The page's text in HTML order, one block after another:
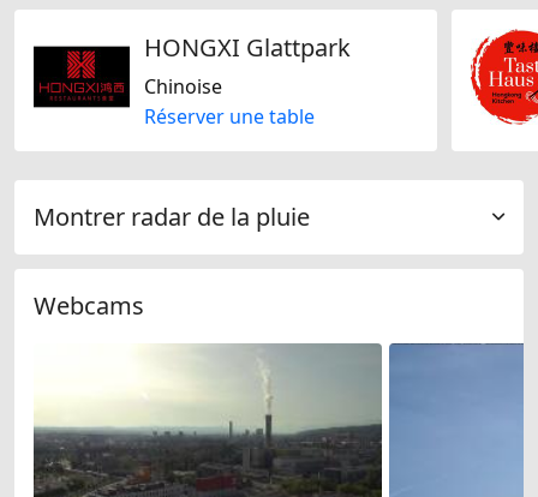
HONGXI Glattpark
Chinoise
Réserver une table
Montrer radar de la pluie
Webcams